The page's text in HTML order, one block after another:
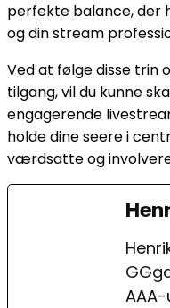
perfekte balance, der
og din stream
Ved at følge disse
tilgang, vil du kunne
engagerende
holde dine seere i
værdsatte og